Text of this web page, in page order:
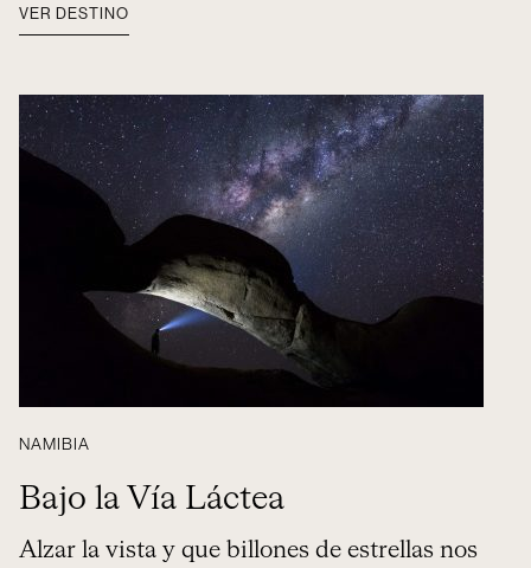
VER DESTINO
NAMIBIA
Bajo la Vía Láctea
Alzar la vista y que billones de estrellas nos